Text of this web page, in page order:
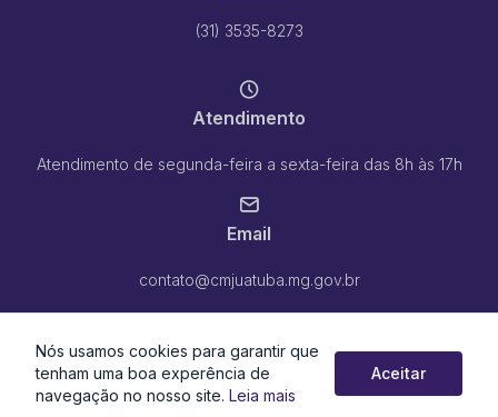
(31) 3535-8273
Atendimento
Atendimento de segunda-feira a sexta-feira das 8h às 17h
Email
contato@cmjuatuba.mg.gov.br
Nós usamos cookies para garantir que
tenham uma boa experência de
navegação no nosso site. Leia mais
Aceitar